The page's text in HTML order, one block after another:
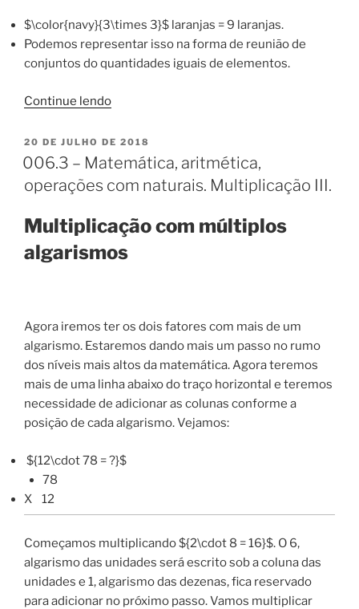
$\color{navy}{3\times 3}$ laranjas = 9 laranjas.
Podemos representar isso na forma de reunião de
conjuntos do quantidades iguais de elementos.
Continue lendo“Matemática
Aritmética
–
Multiplicação”
PUBLICADO
EM
20 DE JULHO DE 2018
006.3 – Matemática, aritmética,
operações com naturais. Multiplicação III.
Multiplicação com múltiplos
algarismos
Agora iremos ter os dois fatores com mais de um
algarismo. Estaremos dando mais um passo no rumo
dos níveis mais altos da matemática. Agora teremos
mais de uma linha abaixo do traço horizontal e teremos
necessidade de adicionar as colunas conforme a
posição de cada algarismo. Vejamos:
${12\cdot 78 = ?}$
78
X 12
Começamos multiplicando ${2\cdot 8 = 16}$. O 6,
algarismo das unidades será escrito sob a coluna das
unidades e 1, algarismo das dezenas, fica reservado
para adicionar no próximo passo. Vamos multiplicar